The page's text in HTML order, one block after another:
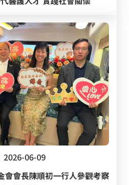
2026-06-09
會會長陳順初一行人參觀考察